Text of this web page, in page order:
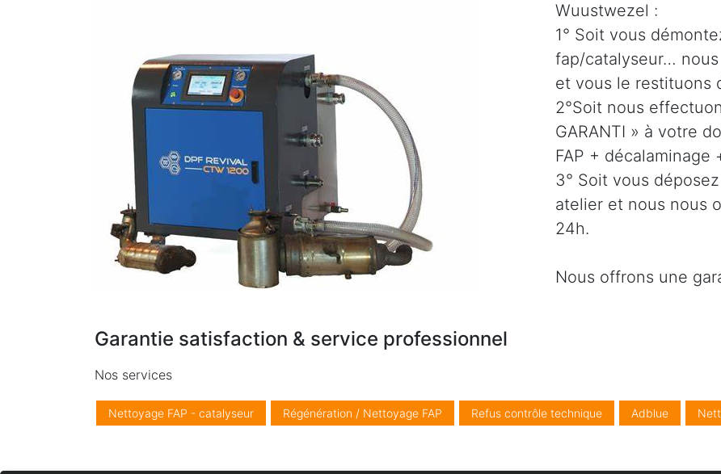
Wuustwezel :
1° Soit vous
fap/catalyseur…
et vous le restituons
2°Soit nous
GARANTI » à votre
FAP +
3° Soit vous
atelier et nous nous
24h.
Nous offrons une
Garantie satisfaction & service professionnel
Nos services
Nettoyage FAP - catalyseur Régénération / Nettoyage FAP Refus contrôle technique Adblue